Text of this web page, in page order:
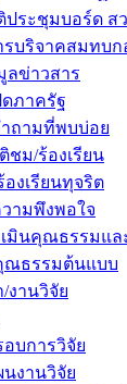
ประชุมบอร์ด ส
รบริจาคสมทบ
ลข่าวสาร
ภาครัฐ
ำถามที่พบบ่อย
ชม/ร้องเรียน
องเรียนทุจริต
ามพึงพอใจ
มินคุณธรรมแล
ณธรรมต้นแบบ
งานวิจัย
อบการวิจัย
นงานวิจัย